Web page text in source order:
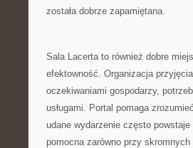
została dobrze zapamiętana.
Sala Lacerta to również dobre
efektowność. Organizacja
oczekiwaniami gospodarzy,
usługami. Portal pomaga
udane wydarzenie często
pomocna zarówno przy